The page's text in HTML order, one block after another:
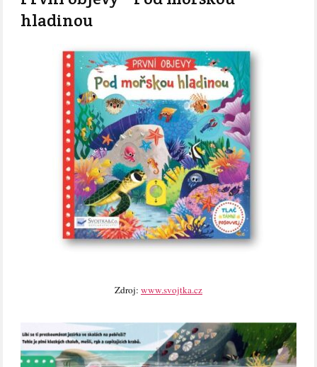
hladinou
Zdroj: www.svojtka.cz